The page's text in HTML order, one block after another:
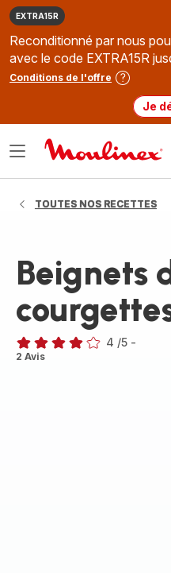
EXTRA15R
Reconditionné par nous
avec le code EXTRA15R
Conditions de l'offre
Je
Ouvrir
TOUTES NOS RECETTES
Beignets
Avis
4 /5 -
2 Avis